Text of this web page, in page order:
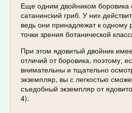
Еще одним двойником боровика
сатанинский гриб. У них
ведь они принадлежат к одному
точки зрения ботанической
При этом ядовитый двойник
отличий от боровика, поэтому,
внимательны и тщательно
экземпляр, вы с легкостью
съедобный экземпляр от
4).